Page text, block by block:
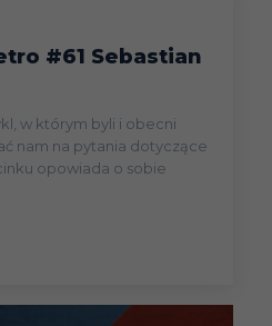
#61 Sebastian
w którym byli i obecni
nam na pytania dotyczące
opowiada o sobie